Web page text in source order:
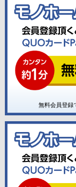
無料会員登録